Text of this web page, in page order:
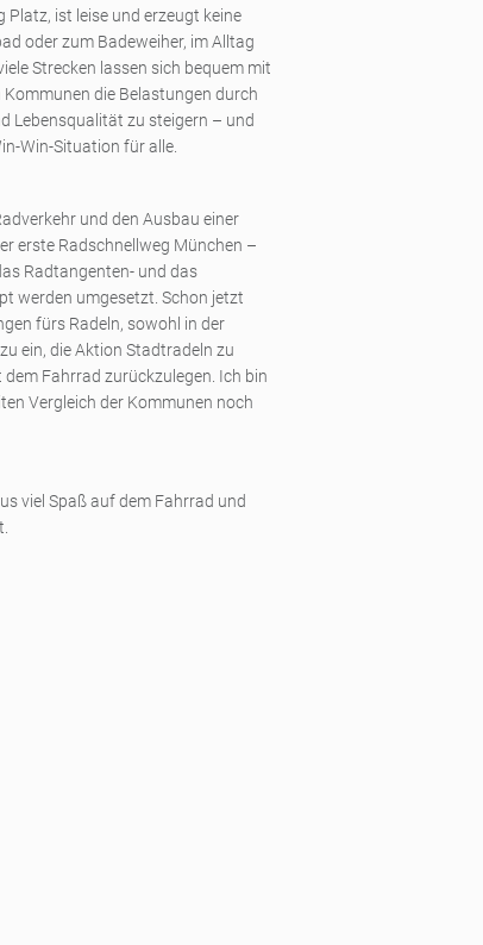
ist leise und erzeugt keine
oder zum Badeweiher, im Alltag
Strecken lassen sich bequem mit
die Belastungen durch
Lebensqualität zu steigern – und
Win-Situation für alle.
und den Ausbau einer
erste Radschnellweg München –
Radtangenten- und das
werden umgesetzt. Schon jetzt
fürs Radeln, sowohl in der
ein, die Aktion Stadtradeln zu
Fahrrad zurückzulegen. Ich bin
Vergleich der Kommunen noch
viel Spaß auf dem Fahrrad und